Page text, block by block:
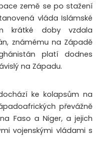
země se po stažení
vláda Islámské
krátké doby vzdala
známému na Západě
platí dodnes
na Západu.
ke kolapsům na
převážně
Faso a Niger, a jejich
vojenskými vládami s